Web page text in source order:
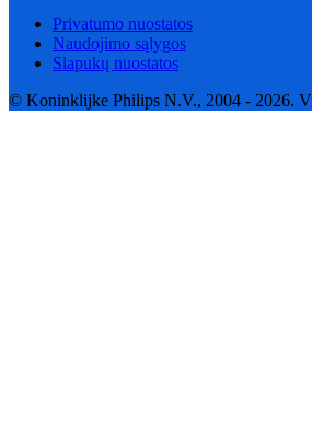
Privatumo nuostatos
Naudojimo sąlygos
Slapukų nuostatos
© Koninklijke Philips N.V., 2004 - 2026.